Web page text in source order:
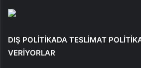
DIŞ POLİTİKADA TESLİMAT
VERİYORLAR